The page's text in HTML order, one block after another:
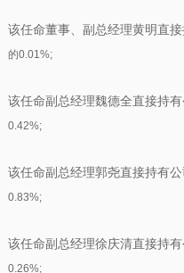
该任命董事、副总经理黄明直
的0.01%;
该任命副总经理魏德全直接持
0.42%;
该任命副总经理郭尧直接持有
0.83%;
该任命副总经理徐庆清直接持
0.26%;